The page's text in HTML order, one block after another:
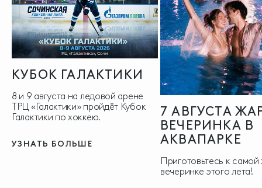
КУБОК ГАЛАКТИКИ
8 и 9 августа на ледовой арене
ТРЦ «Галактики» пройдёт Кубок
Галактики по хоккею.
УЗНАТЬ БОЛЬШЕ
7 АВГУСТА
ВЕЧЕРИНКА В
АКВАПАРКЕ
Приготовьтесь к
вечеринке этого лета!